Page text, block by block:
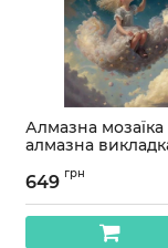
Алмазна мозаїка
алмазна
OG00525SB
Артикул:OG00525SB
649 грн